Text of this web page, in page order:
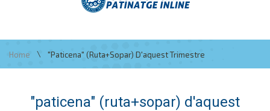
Home \ "paticena" (ruta+sopar) D'aquest Trimestre
"paticena" (ruta+sopar) d'aquest